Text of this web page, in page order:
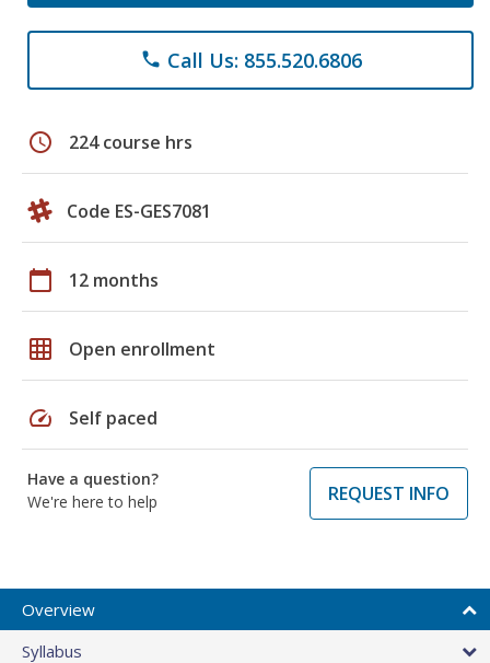
phone Call Us: 855.520.6806
schedule 224 course hrs
Code ES-GES7081
calendar_today 12 months
grid_on Open enrollment
speed Self paced
Have a question?
We're here to help
REQUEST INFO
Overview
Syllabus